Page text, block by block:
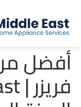
أفضل